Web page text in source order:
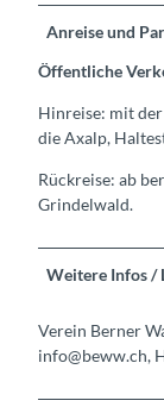
Anreise und
Öffentliche
Hinreise: mit
die Axalp,
Rückreise: ab
Grindelwald.
Weitere Infos /
Verein Berner
info@beww.ch,